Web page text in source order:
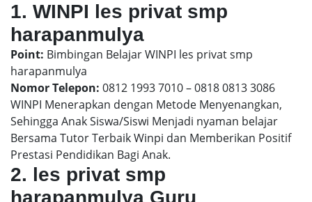
1. WINPI les privat smp
harapanmulya
Point: Bimbingan Belajar WINPI les privat smp
harapanmulya
Nomor Telepon: 0812 1993 7010 – 0818 0813 3086
WINPI Menerapkan dengan Metode Menyenangkan,
Sehingga Anak Siswa/Siswi Menjadi nyaman belajar
Bersama Tutor Terbaik Winpi dan Memberikan Positif
Prestasi Pendidikan Bagi Anak.
2. les privat smp
harapanmulya Guru